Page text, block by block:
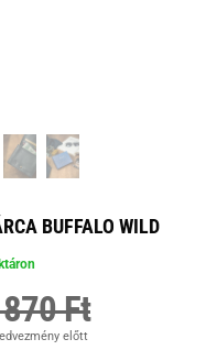
BUFFALO WILD
Ft
előtt